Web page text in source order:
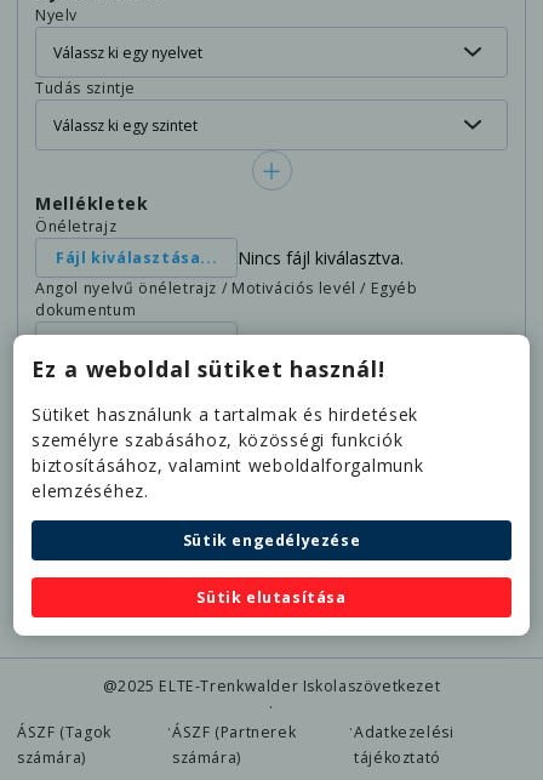
Ez a weboldal sütiket használ!
Sütiket használunk a tartalmak és hirdetések
személyre szabásához, közösségi funkciók
biztosításához, valamint weboldalforgalmunk
elemzéséhez.
Sütik engedélyezése
Sütik elutasítása
Nyelv
Tudás szintje
Mellékletek
Önéletrajz
Fájl kiválasztása...
Nincs fájl kiválasztva.
Angol nyelvű önéletrajz / Motivációs levél / Egyéb
dokumentum
Fájl kiválasztása...
Nincs fájl kiválasztva.
Rendelkezem nappali tagozatos hallgatói
Jelen nyilatkozatommal kifejezetten és írásban
hozzájárulok ahhoz, hogy a Trenkwalder
Cégcsoport, mint adatkezelő a személyi
anyagomban megadott különleges személyes
adataimat kezelje azAdatkezelési
Tájékoztatóbanfoglaltakkal összhangban.
@2025 ELTE-Trenkwalder Iskolaszövetkezet
·
ÁSZF (Tagok
számára)
·ÁSZF (Partnerek
számára)
·Adatkezelési
tájékoztató